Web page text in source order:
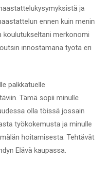
ja
ennen kuin menin
koulutukseltani merkonomi
innostamana työtä eri
palkkatuelle
Tämä sopii minulle
olla töissä jossain
työkokemusta ja minulle
hoitamisesta. Tehtävät
Elävä kaupassa.